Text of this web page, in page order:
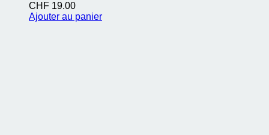
CHF 19.00
Ajouter au panier